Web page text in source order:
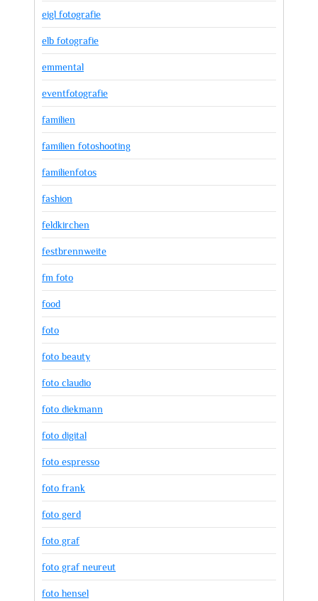
eigl fotografie
elb fotografie
emmental
eventfotografie
familien
familien fotoshooting
familienfotos
fashion
feldkirchen
festbrennweite
fm foto
food
foto
foto beauty
foto claudio
foto diekmann
foto digital
foto espresso
foto frank
foto gerd
foto graf
foto graf neureut
foto hensel